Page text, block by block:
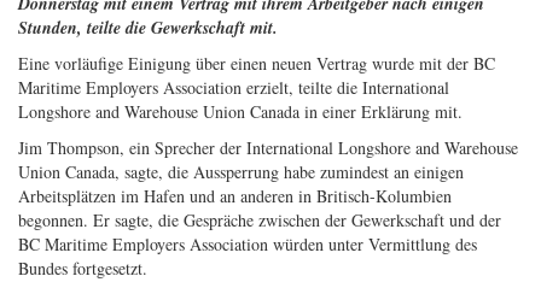
Stunden, teilte die Gewerkschaft mit.
Eine vorläufige Einigung über einen neuen Vertrag wurde mit der BC
Maritime Employers Association erzielt, teilte die International
Longshore and Warehouse Union Canada in einer Erklärung mit.
Jim Thompson, ein Sprecher der International Longshore and Warehouse
Union Canada, sagte, die Aussperrung habe zumindest an einigen
Arbeitsplätzen im Hafen und an anderen in Britisch-Kolumbien
begonnen. Er sagte, die Gespräche zwischen der Gewerkschaft und der
BC Maritime Employers Association würden unter Vermittlung des
Bundes fortgesetzt.